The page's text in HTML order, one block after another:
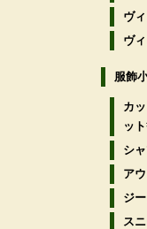
ヴ
ヴ
服飾
カ
ット
シ
ア
ジ
ス